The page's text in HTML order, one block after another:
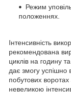
Режим
положеннях.
Інтенсивність
рекомендована
циклів на годину
дає змогу успішно
побутових воротах
невеликою